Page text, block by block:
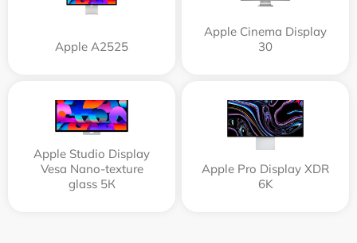
Apple А2525
Apple Cinema Display
30
Apple Studio Display
Vesa Nano-texture
glass 5К
Apple Pro Display XDR
6K